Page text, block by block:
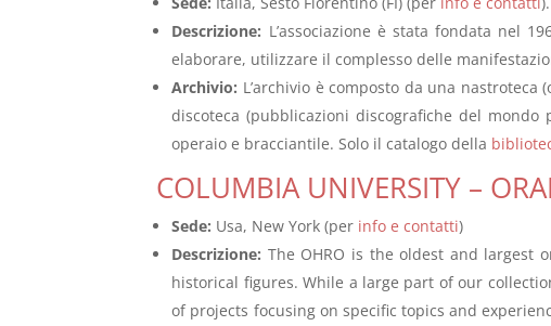
Descrizione: L’associazione è stata fondata nel
elaborare, utilizzare il complesso delle
Archivio: L’archivio è composto da una
discoteca (pubblicazioni discografiche del
operaio e bracciantile. Solo il catalogo della
COLUMBIA UNIVERSITY –
Sede: Usa, New York (per info e contatti)
Descrizione: The OHRO is the oldest and largest
historical figures. While a large part of our
of projects focusing on specific topics and